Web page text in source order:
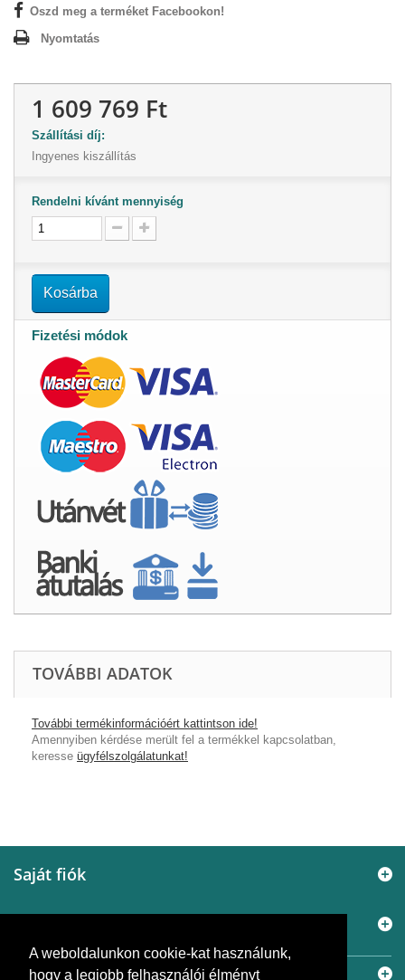
A weboldalunkon cookie-kat használunk,
hogy a legjobb felhasználói élményt
Oszd meg a terméket Facebookon!
Nyomtatás
1 609 769 Ft
Szállítási díj:
Ingyenes kiszállítás
Rendelni kívánt mennyiség
Kosárba
Fizetési módok
TOVÁBBI ADATOK
További termékinformációért kattintson ide!
Amennyiben kérdése merült fel a termékkel kapcsolatban,
keresse ügyfélszolgálatunkat!
Saját fiók
Elérhetőségek